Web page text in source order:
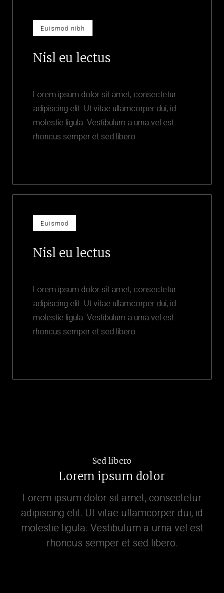
Euismod nibh
Nisl eu lectus
Lorem ipsum dolor sit amet, consectetur
adipiscing elit. Ut vitae ullamcorper dui, id
molestie ligula. Vestibulum a urna vel est
rhoncus semper et sed libero.
Euismod
Nisl eu lectus
Lorem ipsum dolor sit amet, consectetur
adipiscing elit. Ut vitae ullamcorper dui, id
molestie ligula. Vestibulum a urna vel est
rhoncus semper et sed libero.
Sed libero
Lorem ipsum dolor
Lorem ipsum dolor sit amet, consectetur
adipiscing elit. Ut vitae ullamcorper dui, id
molestie ligula. Vestibulum a urna vel est
rhoncus semper et sed libero.